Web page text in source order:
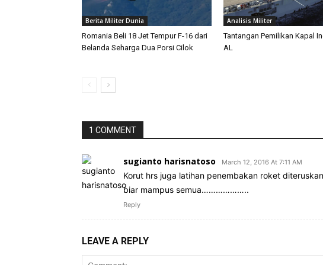
Berita Militer Dunia
Romania Beli 18 Jet Tempur F-16 dari
Belanda Seharga Dua Porsi Cilok
Analisis Militer
Tantangan Pemilikan Kapal
AL
1 COMMENT
sugianto harisnatoso March 12, 2016 At 7:11 AM
Korut hrs juga latihan penembakan roket
biar mampus semua………………..
Reply
LEAVE A REPLY